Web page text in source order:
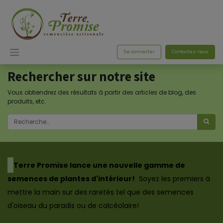
Se connecter Contactez-nous
Rechercher sur notre site
Vous obtiendrez des résultats à partir des articles de blog, des
produits, etc.
​Terre Promise lance une nouvelle gamme de
semences de plantes d'intérieur! Soyez les premiers à
mettre la main sur des raretés tel que des semences
d'oiseau du paradis ou de calcéolaire!